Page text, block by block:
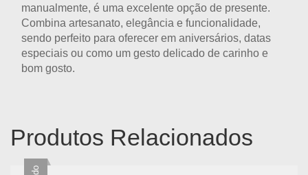
manualmente, é uma excelente opção de presente.
Combina artesanato, elegância e funcionalidade,
sendo perfeito para oferecer em aniversários, datas
especiais ou como um gesto delicado de carinho e
bom gosto.
Produtos Relacionados